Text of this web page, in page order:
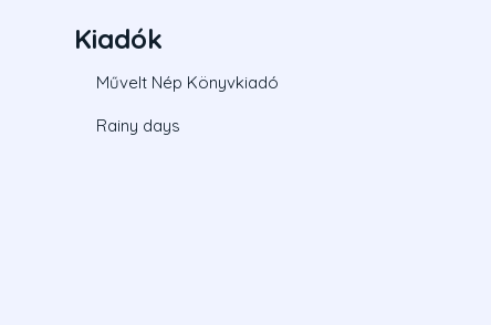
Kiadók
Művelt Nép Könyvkiadó
Rainy days